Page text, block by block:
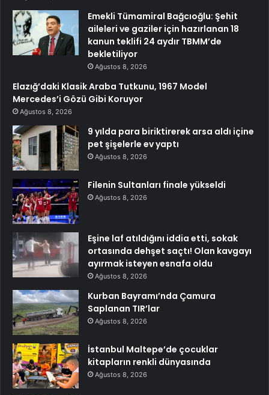
Emekli Tümamiral Bağcıoğlu: Şehit
aileleri ve gaziler için hazırlanan 18
kanun teklifi 24 aydır TBMM’de
bekletiliyor
Ağustos 8, 2026
Elazığ’daki Klasik Araba Tutkunu, 1967 Model
Mercedes’i Gözü Gibi Koruyor
Ağustos 8, 2026
9 yılda para biriktirerek arsa aldı içine
pet şişelerle ev yaptı
Ağustos 8, 2026
Filenin Sultanları finale yükseldi
Ağustos 8, 2026
Eşine laf atıldığını iddia etti, sokak
ortasında dehşet saçtı! Olan kavgayı
ayırmak isteyen esnafa oldu
Ağustos 8, 2026
Kurban Bayramı’nda Çamura
Saplanan TIR’lar
Ağustos 8, 2026
İstanbul Maltepe’de çocuklar
kitapların renkli dünyasında
Ağustos 8, 2026